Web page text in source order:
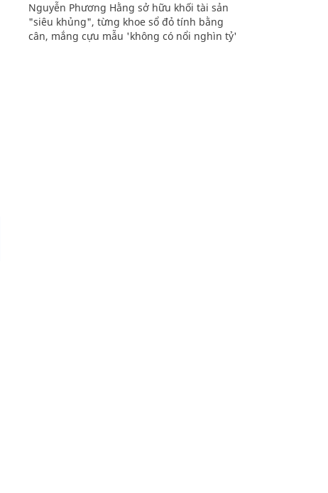
Nguyễn Phương Hằng sở hữu khối tài sản
"siêu khủng", từng khoe sổ đỏ tính bằng
cân, mắng cựu mẫu 'không có nổi nghìn tỷ'